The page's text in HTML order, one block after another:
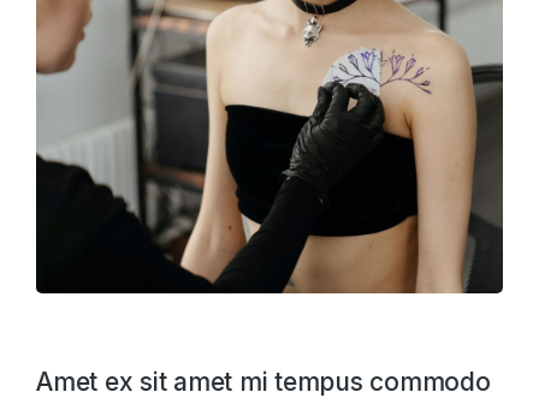
Amet ex sit amet mi tempus commodo